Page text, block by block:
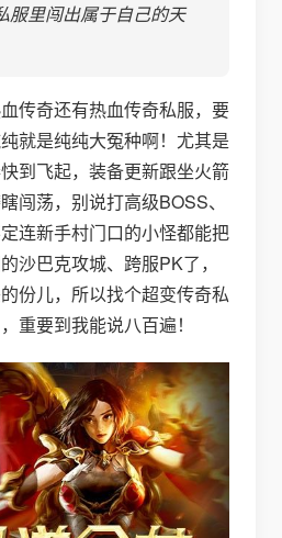
服里闯出属于自己的天
传奇还有热血传奇私服，要
就是纯纯大冤种啊！尤其是
到飞起，装备更新跟坐火箭
闯荡，别说打高级BOSS、
连新手村门口的小怪都能把
沙巴克攻城、跨服PK了，
份儿，所以找个超变传奇私
重要到我能说八百遍！